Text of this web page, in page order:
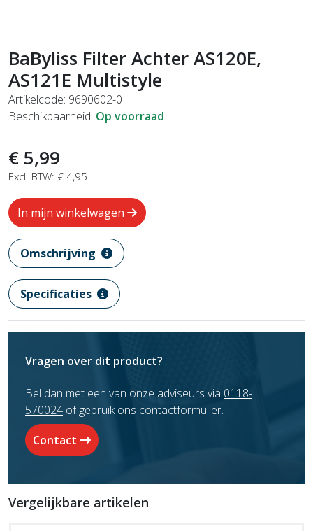
BaByliss Filter Achter AS120E,
AS121E Multistyle
Artikelcode: 9690602-0
Beschikbaarheid: Op voorraad
€ 5,99
Excl. BTW: € 4,95
In mijn winkelwagen
Omschrijving
Specificaties
Vragen over dit product?
Bel dan met een van onze adviseurs via 0118-
570024 of gebruik ons contactformulier.
Contact
Vergelijkbare artikelen